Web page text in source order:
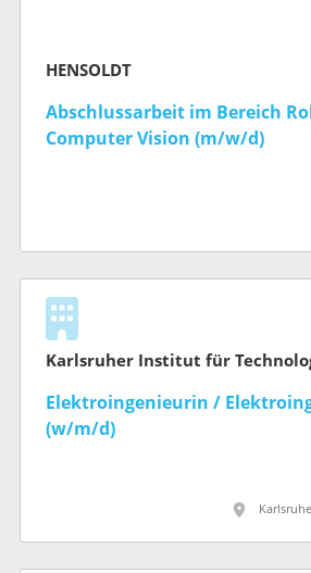
HENSOLDT
Abschlussarbeit im Bereich
Computer Vision (m/w/d)
Karlsruher Institut für
Elektroingenieurin /
(w/m/d)